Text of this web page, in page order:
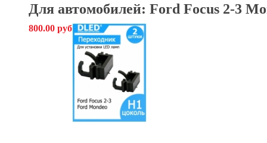
Для автомобилей: Ford Focus 2-3
800.00 руб